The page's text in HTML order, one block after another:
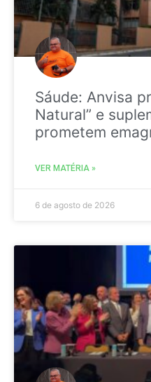
Sáude: Anvisa
Natural” e
prometem
VER MATÉRIA »
6 de agosto de 2026